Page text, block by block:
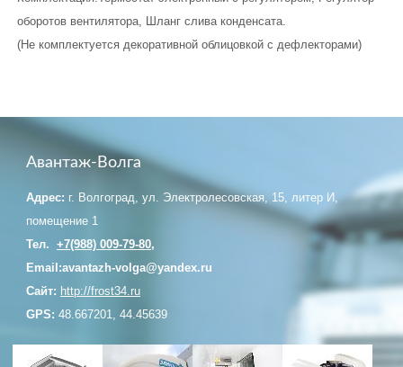
оборотов вентилятора, Шланг слива конденсата.
(Не комплектуется декоративной облицовкой с дефлекторами)
Авантаж-Волга
Адрес: г. Волгоград, ул. Электролесовская, 15, литер И,
помещение 1
Тел. +7(988) 009-79-80,
Email:avantazh-volga@yandex.ru
Сайт: http://frost34.ru
GPS: 48.667201, 44.45639